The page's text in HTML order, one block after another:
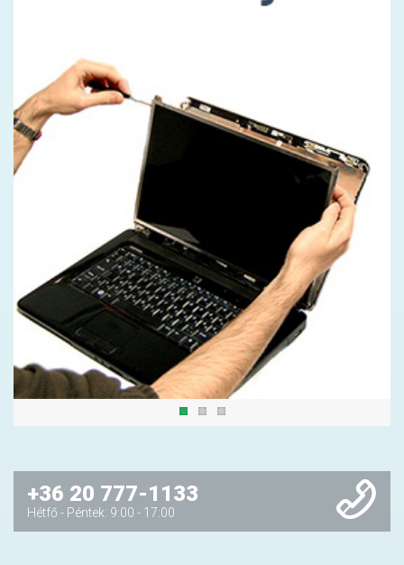
+36 20 777-1133
Hétfő - Péntek: 9:00 - 17:00